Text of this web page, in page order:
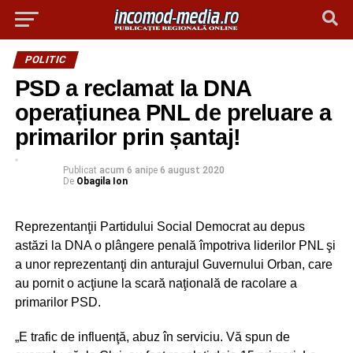
POLITIC
PSD a reclamat la DNA
operațiunea PNL de preluare a
primarilor prin șantaj!
Publicat acum 6 anipe 6 august 2020
De Obagila Ion
Reprezentanţii Partidului Social Democrat au depus
astăzi la DNA o plângere penală împotriva liderilor PNL şi
a unor reprezentanţi din anturajul Guvernului Orban, care
au pornit o acţiune la scară naţională de racolare a
primarilor PSD.
„E trafic de influenţă, abuz în serviciu. Vă spun de